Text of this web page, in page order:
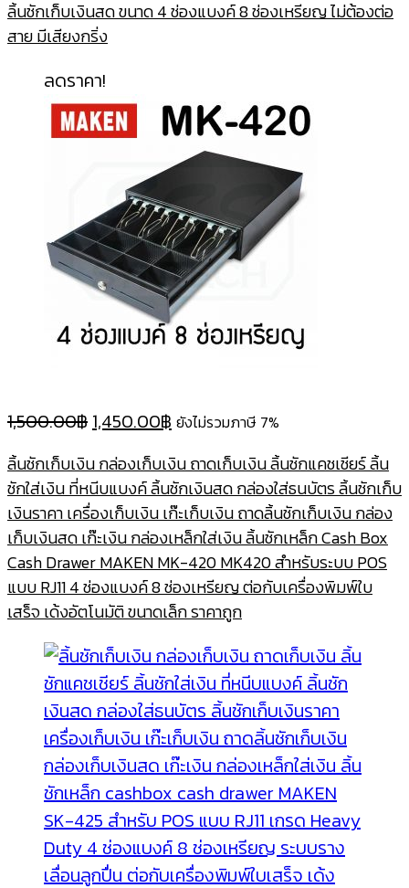
ลิ้นชักเก็บเงินสด ขนาด 4 ช่องแบงค์ 8 ช่องเหรียญ ไม่ต้องต่อ
สาย มีเสียงกริ่ง
ลดราคา!
1,500.00฿ Original
was:
1,500.00฿.
1,450.00฿Current
is:
1,450.00฿.
ยังไม่รวมภาษี 7%
ลิ้นชักเก็บเงิน กล่องเก็บเงิน ถาดเก็บเงิน ลิ้นชักแคชเชียร์ ลิ้น
ชักใส่เงิน ที่หนีบแบงค์ ลิ้นชักเงินสด กล่องใส่ธนบัตร ลิ้นชักเก็บ
เงินราคา เครื่องเก็บเงิน เก๊ะเก็บเงิน ถาดลิ้นชักเก็บเงิน กล่อง
เก็บเงินสด เก๊ะเงิน กล่องเหล็กใส่เงิน ลิ้นชักเหล็ก Cash Box
Cash Drawer MAKEN MK-420 MK420 สำหรับระบบ POS
แบบ RJ11 4 ช่องแบงค์ 8 ช่องเหรียญ ต่อกับเครื่องพิมพ์ใบ
เสร็จ เด้งอัตโนมัติ ขนาดเล็ก ราคาถูก